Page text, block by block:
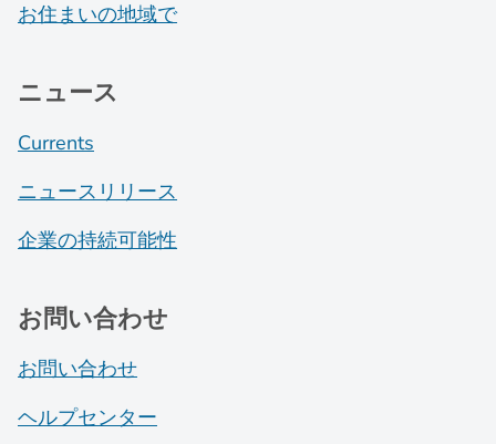
お住まいの地域で
ニュース
Currents
ニュースリリース
企業の持続可能性
お問い合わせ
お問い合わせ
ヘルプセンター